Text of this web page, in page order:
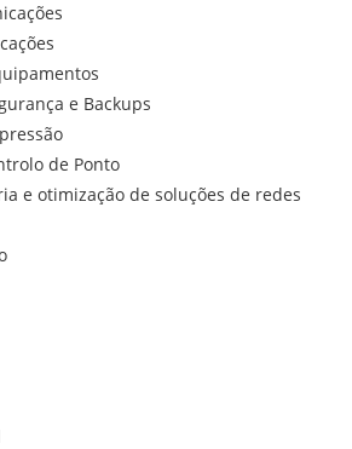
e Backups
de Ponto
e otimização de soluções de redes